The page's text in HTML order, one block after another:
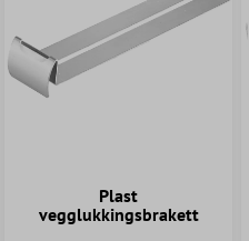
Plast
vegglukkingsbrakett